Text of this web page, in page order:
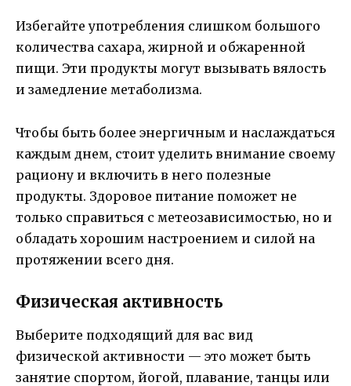
Избегайте употребления слишком большого
количества сахара, жирной и обжаренной
пищи. Эти продукты могут вызывать вялость
и замедление метаболизма.
Чтобы быть более энергичным и наслаждаться
каждым днем, стоит уделить внимание своему
рациону и включить в него полезные
продукты. Здоровое питание поможет не
только справиться с метеозависимостью, но и
обладать хорошим настроением и силой на
протяжении всего дня.
Физическая активность
Выберите подходящий для вас вид
физической активности — это может быть
занятие спортом, йогой, плавание, танцы или